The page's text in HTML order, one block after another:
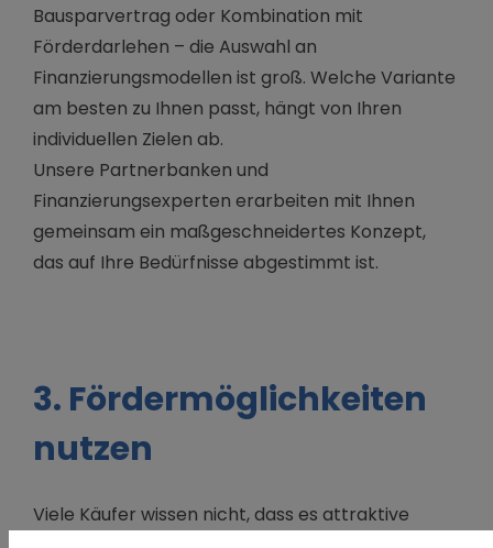
Bausparvertrag oder Kombination mit
Förderdarlehen – die Auswahl an
Finanzierungsmodellen ist groß. Welche Variante
am besten zu Ihnen passt, hängt von Ihren
individuellen Zielen ab.
Unsere Partnerbanken und
Finanzierungsexperten erarbeiten mit Ihnen
gemeinsam ein maßgeschneidertes Konzept,
das auf Ihre Bedürfnisse abgestimmt ist.
3. Fördermöglichkeiten
nutzen
Viele Käufer wissen nicht, dass es attraktive